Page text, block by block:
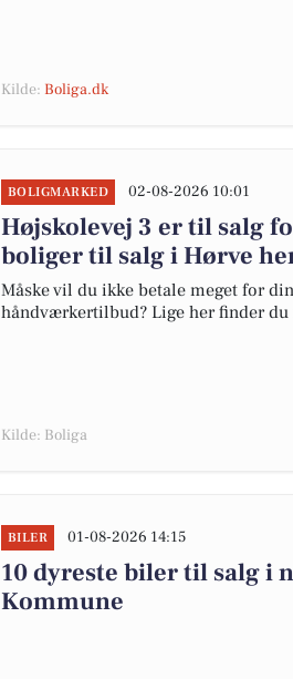
Kilde: Boliga.dk
BOLIGMARKED 02-08-2026 10:01
Højskolevej 3 er til salg
boliger til salg i Hørve
Måske vil du ikke betale meget for
håndværkertilbud? Lige her finder
Kilde: Boliga
BILER 01-08-2026 14:15
10 dyreste biler til salg i
Kommune